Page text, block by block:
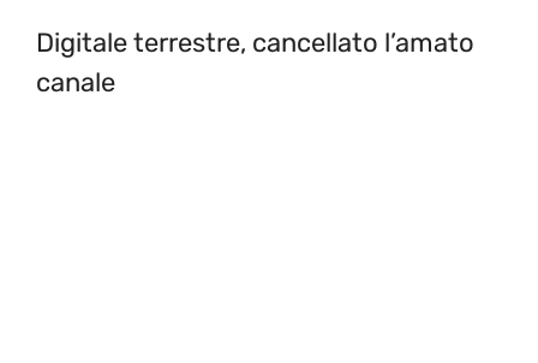
Digitale terrestre, cancellato l’amato
canale